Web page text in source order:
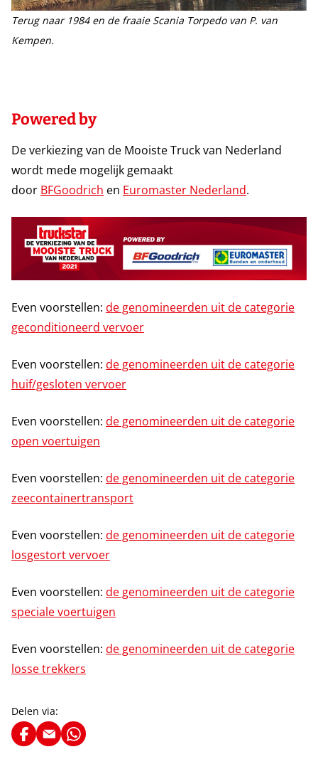
Terug naar 1984 en de fraaie Scania Torpedo van P. van
Kempen.
Powered by
De verkiezing van de Mooiste Truck van Nederland
wordt mede mogelijk gemaakt
door BFGoodrich en Euromaster Nederland.
Even voorstellen: de genomineerden uit de categorie
geconditioneerd vervoer
Even voorstellen: de genomineerden uit de categorie
huif/gesloten vervoer
Even voorstellen: de genomineerden uit de categorie
open voertuigen
Even voorstellen: de genomineerden uit de categorie
zeecontainertransport
Even voorstellen: de genomineerden uit de categorie
losgestort vervoer
Even voorstellen: de genomineerden uit de categorie
speciale voertuigen
Even voorstellen: de genomineerden uit de categorie
losse trekkers
Delen via: